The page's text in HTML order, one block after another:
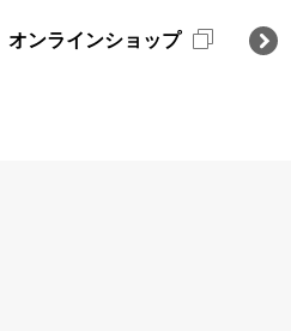
オンラインショップ